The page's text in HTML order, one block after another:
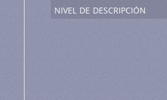
nivel de descripción